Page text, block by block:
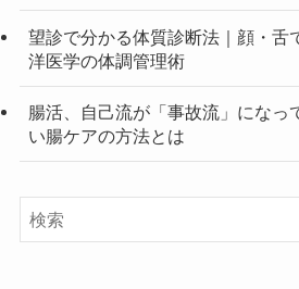
望診で分かる体質診断法｜顔・舌
洋医学の体調管理術
腸活、自己流が「事故流」になっ
い腸ケアの方法とは